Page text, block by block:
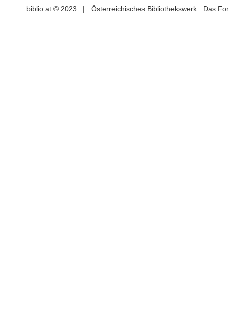
biblio.at © 2023 | Österreichisches Bibliothekswerk : Das